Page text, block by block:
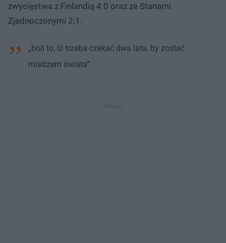
zwycięstwa z Finlandią 4:0 oraz ze Stanami
Zjednoczonymi 2:1.
„boli to, iż trzeba czekać dwa lata, by zostać
mistrzem świata”